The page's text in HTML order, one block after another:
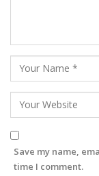
Save my name,
time I comment.